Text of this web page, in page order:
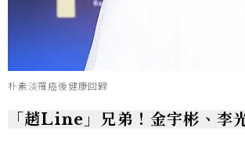
朴素淡罹癌後健康回歸
「趙Line」兄弟！金宇彬、李